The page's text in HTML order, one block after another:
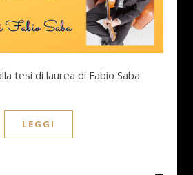
tesi di laurea di Fabio Saba
LEGGI